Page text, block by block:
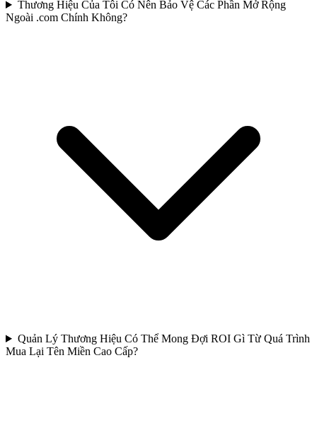
Thương Hiệu Của Tôi Có Nên Bảo Vệ Các Phần Mở Rộng
Ngoài .com Chính Không?
Quản Lý Thương Hiệu Có Thể Mong Đợi ROI Gì Từ Quá Trình
Mua Lại Tên Miền Cao Cấp?